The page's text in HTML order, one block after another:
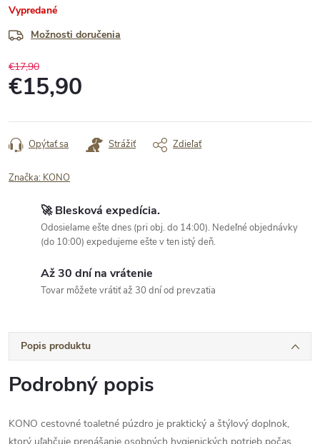
Vypredané
Možnosti doručenia
€17,90
€15,90
cena:
Opýtať sa Strážiť Zdieľať
Značka: KONO
🚀 Blesková expedícia.
Odosielame ešte dnes (pri obj. do 14:00). Nedeľné objednávky
(do 10:00) expedujeme ešte v ten istý deň.
Až 30 dní na vrátenie
Tovar môžete vrátiť až 30 dní od prevzatia
Popis produktu
Podrobný popis
KONO cestovné toaletné púzdro je praktický a štýlový doplnok,